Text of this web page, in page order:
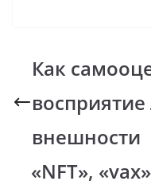
b
o
o
k
s
A
p
p
y
Li
n
k
Как
внешности
«NFT»,